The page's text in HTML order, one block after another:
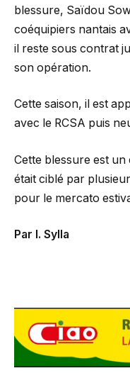
blessure, Saïdou
coéquipiers nantais
il reste sous contrat
son opération.
Cette saison, il est
avec le RCSA puis
Cette blessure est
était ciblé par
pour le mercato
Par I. Sylla